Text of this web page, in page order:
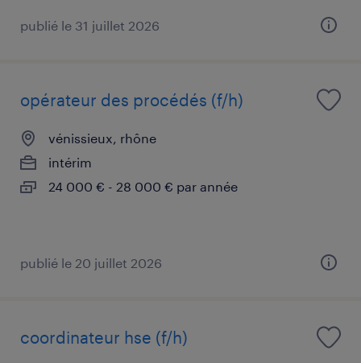
publié le 31 juillet 2026
opérateur des procédés (f/h)
vénissieux, rhône
intérim
24 000 € - 28 000 € par année
publié le 20 juillet 2026
coordinateur hse (f/h)